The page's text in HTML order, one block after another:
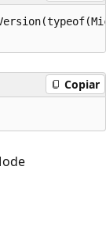
Copiar